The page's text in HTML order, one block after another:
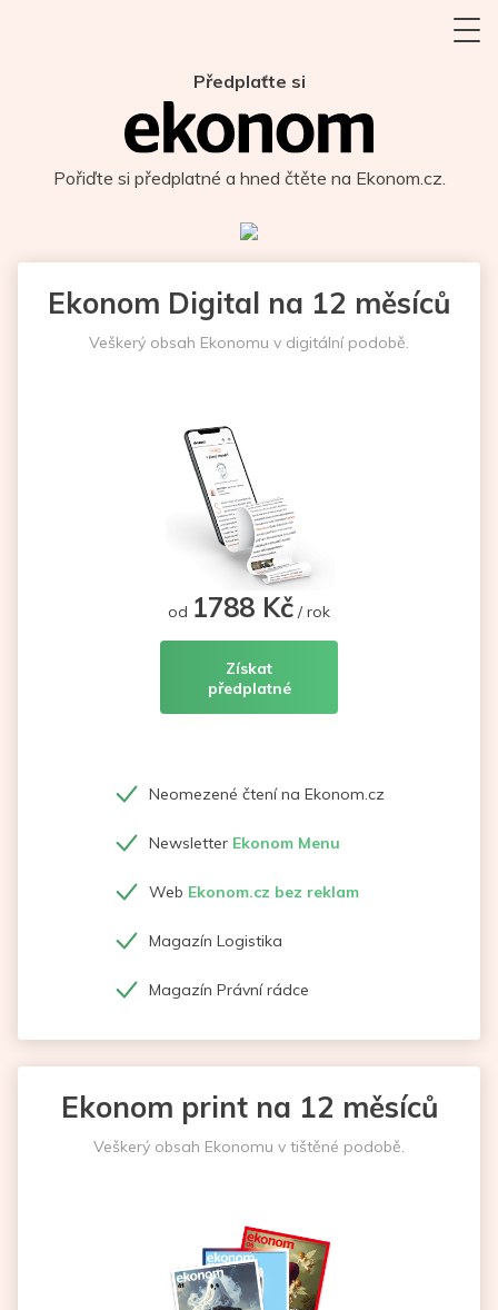
Předplaťte si
Pořiďte si předplatné a hned čtěte na Ekonom.cz.
Ekonom Digital na 12 měsíců
Veškerý obsah Ekonomu v digitální podobě.
od 1788 Kč / rok
Získat
předplatné
Neomezené čtení na Ekonom.cz
Newsletter Ekonom Menu
Web Ekonom.cz bez reklam
Magazín Logistika
Magazín Právní rádce
Ekonom print na 12 měsíců
Veškerý obsah Ekonomu v tištěné podobě.